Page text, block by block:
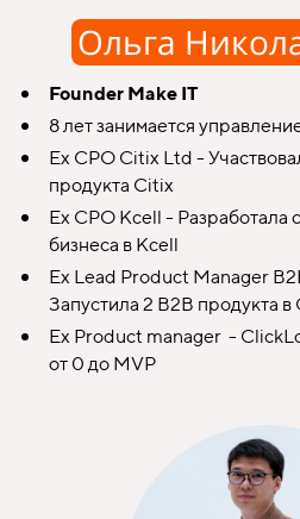
Ольга
Founder Make IT
8 лет занимается
Ex CPO Citix Ltd -
продукта Citix
Ex CPO Kcell - Разработала
бизнеса в Kcell
Ex Lead Product Manager
Запустила 2 B2B продукта
Ex Product manager -
от 0 до MVP